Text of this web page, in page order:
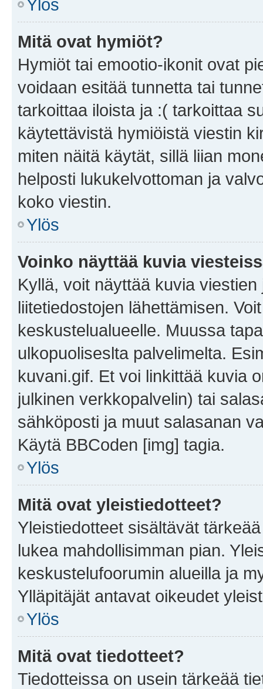
Ylös
Mitä ovat hymiöt?
Hymiöt tai emootio-ikonit ovat
voidaan esitää tunnetta tai
tarkoittaa iloista ja :( tarkoittaa
käytettävistä hymiöistä viestin
miten näitä käytät, sillä liian
helposti lukukelvottoman ja
koko viestin.
Ylös
Voinko näyttää kuvia
Kyllä, voit näyttää kuvia
liitetiedostojen lähettämisen.
keskustelualueelle. Muussa
ulkopuoliseslta palvelimelta.
kuvani.gif. Et voi linkittää kuvia
julkinen verkkopalvelin) tai
sähköposti ja muut salasanan
Käytä BBCoden [img] tagia.
Ylös
Mitä ovat yleistiedotteet?
Yleistiedotteet sisältävät
lukea mahdollisimman pian.
keskustelufoorumin alueilla ja
Ylläpitäjät antavat oikeudet
Ylös
Mitä ovat tiedotteet?
Tiedotteissa on usein tärkeää